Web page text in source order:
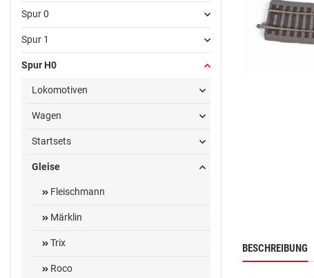
BESCHREIBUNG
Spur 0
Spur 1
Spur H0
Lokomotiven
Wagen
Startsets
Gleise
Fleischmann
Märklin
Trix
Roco